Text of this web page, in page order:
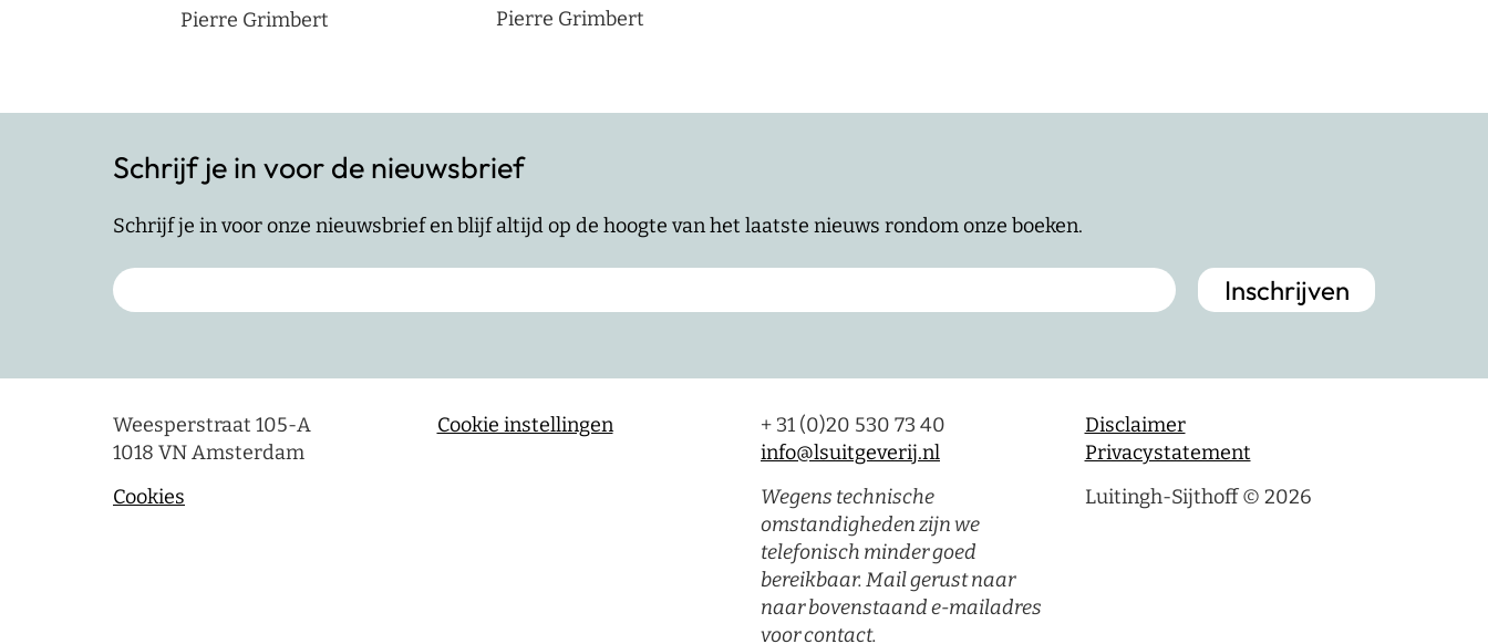
Pierre Grimbert Pierre Grimbert
Schrijf je in voor de nieuwsbrief
Schrijf je in voor onze nieuwsbrief en blijf altijd op de hoogte van het laatste nieuws rondom onze boeken.
Weesperstraat 105-A
1018 VN Amsterdam
Cookies
Cookie instellingen
+ 31 (0)20 530 73 40
info@lsuitgeverij.nl
Wegens technische
omstandigheden zijn we
telefonisch minder goed
bereikbaar. Mail gerust naar
naar bovenstaand e-mailadres
voor contact.
Disclaimer
Privacystatement
Luitingh-Sijthoff © 2026